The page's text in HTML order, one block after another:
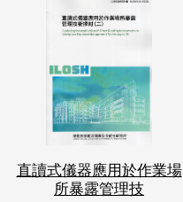
直讀式儀器應用於作業場
所暴露管理技